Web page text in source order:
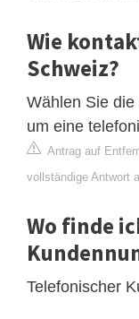
Wie
Schweiz?
Wählen Sie
um eine
Antrag auf
vollständige Antwort
Wo finde
Telefonischer